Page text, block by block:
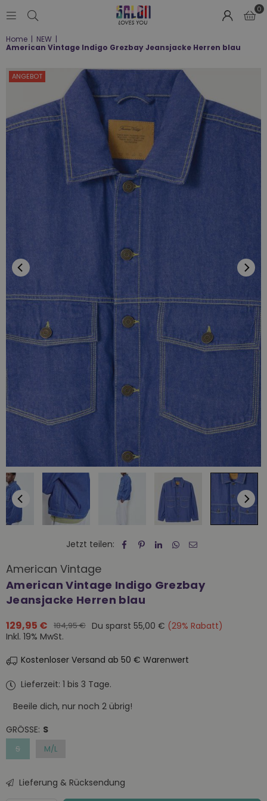
LOVES
YOU
;-)
0
Home | NEW |
American Vintage Indigo Grezbay Jeansjacke Herren blau
ANGEBOT
Jetzt teilen:
American Vintage
American Vintage Indigo Grezbay
Jeansjacke Herren blau
Normaler
Preis
129,95 € 184,95 € Du sparst 55,00 € (29% Rabatt)
Inkl. 19% MwSt.
Kostenloser Versand ab 50 € Warenwert
Lieferzeit: 1 bis 3 Tage.
Beeile dich, nur noch 2 übrig!
GRÖSSE: S
S M/L
Lieferung & Rücksendung